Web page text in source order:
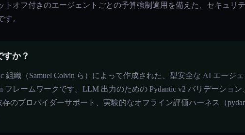
トオフ付きのエージェントごとの予算強制適用を備えた、セキュリ
。
か？
組織（Samuel Colvin ら）によって作成された、型安全な AI エージ
フレームワークです。LLM 出力のための Pydantic v2 バリデーション
のプロバイダーサポート、実験的なオフライン評価ハーネス（